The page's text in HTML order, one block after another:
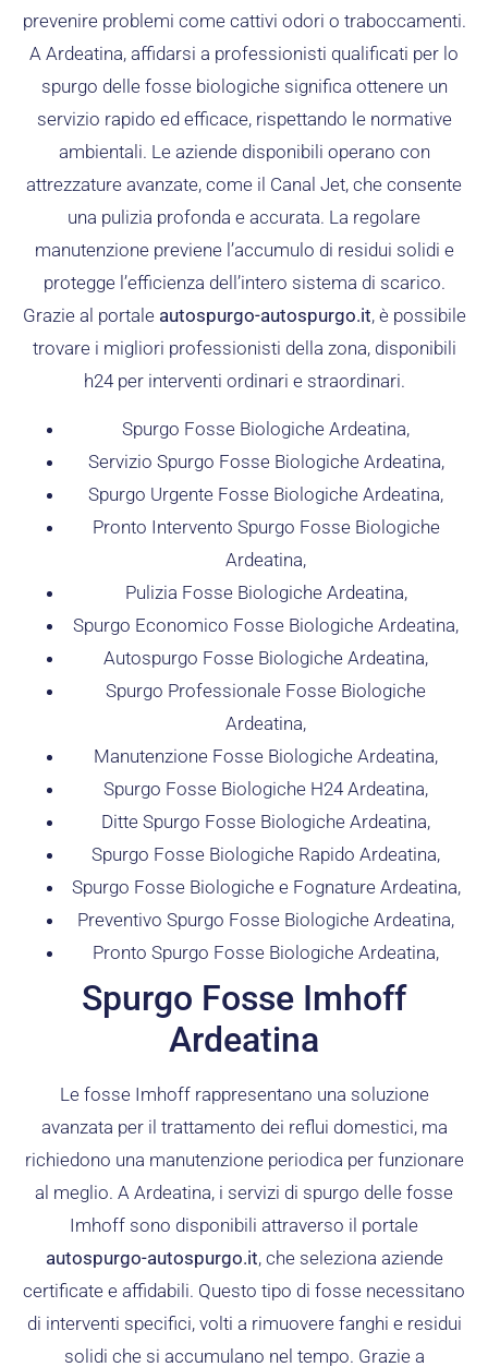
prevenire problemi come cattivi odori o traboccamenti.
A Ardeatina, affidarsi a professionisti qualificati per lo
spurgo delle fosse biologiche significa ottenere un
servizio rapido ed efficace, rispettando le normative
ambientali. Le aziende disponibili operano con
attrezzature avanzate, come il Canal Jet, che consente
una pulizia profonda e accurata. La regolare
manutenzione previene l’accumulo di residui solidi e
protegge l’efficienza dell’intero sistema di scarico.
Grazie al portale autospurgo-autospurgo.it, è possibile
trovare i migliori professionisti della zona, disponibili
h24 per interventi ordinari e straordinari.
Spurgo Fosse Biologiche Ardeatina,
Servizio Spurgo Fosse Biologiche Ardeatina,
Spurgo Urgente Fosse Biologiche Ardeatina,
Pronto Intervento Spurgo Fosse Biologiche
Ardeatina,
Pulizia Fosse Biologiche Ardeatina,
Spurgo Economico Fosse Biologiche Ardeatina,
Autospurgo Fosse Biologiche Ardeatina,
Spurgo Professionale Fosse Biologiche
Ardeatina,
Manutenzione Fosse Biologiche Ardeatina,
Spurgo Fosse Biologiche H24 Ardeatina,
Ditte Spurgo Fosse Biologiche Ardeatina,
Spurgo Fosse Biologiche Rapido Ardeatina,
Spurgo Fosse Biologiche e Fognature Ardeatina,
Preventivo Spurgo Fosse Biologiche Ardeatina,
Pronto Spurgo Fosse Biologiche Ardeatina,
Spurgo Fosse Imhoff
Ardeatina
Le fosse Imhoff rappresentano una soluzione
avanzata per il trattamento dei reflui domestici, ma
richiedono una manutenzione periodica per funzionare
al meglio. A Ardeatina, i servizi di spurgo delle fosse
Imhoff sono disponibili attraverso il portale
autospurgo-autospurgo.it, che seleziona aziende
certificate e affidabili. Questo tipo di fosse necessitano
di interventi specifici, volti a rimuovere fanghi e residui
solidi che si accumulano nel tempo. Grazie a